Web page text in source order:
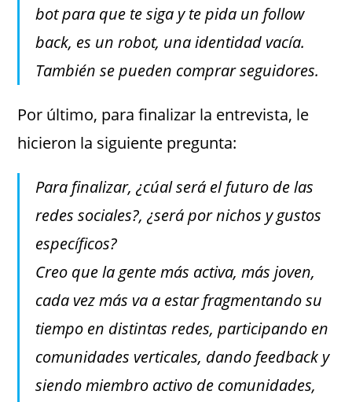
bot para que te siga y te pida un follow
back, es un robot, una identidad vacía.
También se pueden comprar seguidores.
Por último, para finalizar la entrevista, le
hicieron la siguiente pregunta:
Para finalizar, ¿cúal será el futuro de las
redes sociales?, ¿será por nichos y gustos
específicos?
Creo que la gente más activa, más joven,
cada vez más va a estar fragmentando su
tiempo en distintas redes, participando en
comunidades verticales, dando feedback y
siendo miembro activo de comunidades,